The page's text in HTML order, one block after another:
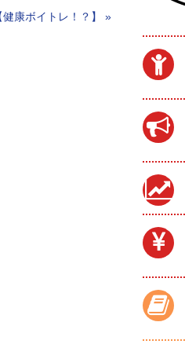
康ボイトレ！？】 »